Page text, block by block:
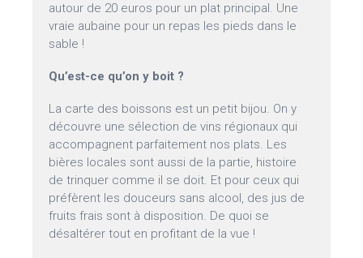
autour de 20 euros pour un plat principal. Une
vraie aubaine pour un repas les pieds dans le
sable !
Qu’est-ce qu’on y boit ?
La carte des boissons est un petit bijou. On y
découvre une sélection de vins régionaux qui
accompagnent parfaitement nos plats. Les
bières locales sont aussi de la partie, histoire
de trinquer comme il se doit. Et pour ceux qui
préfèrent les douceurs sans alcool, des jus de
fruits frais sont à disposition. De quoi se
désaltérer tout en profitant de la vue !